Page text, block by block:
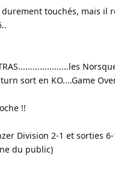
durement touchés, mais il
sort en KO....Game
!!
Division 2-1 et sorties
du public)